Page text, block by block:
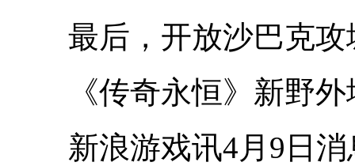
最后，开放沙巴克攻
《传奇永恒》新野外
新浪游戏讯4月9日消